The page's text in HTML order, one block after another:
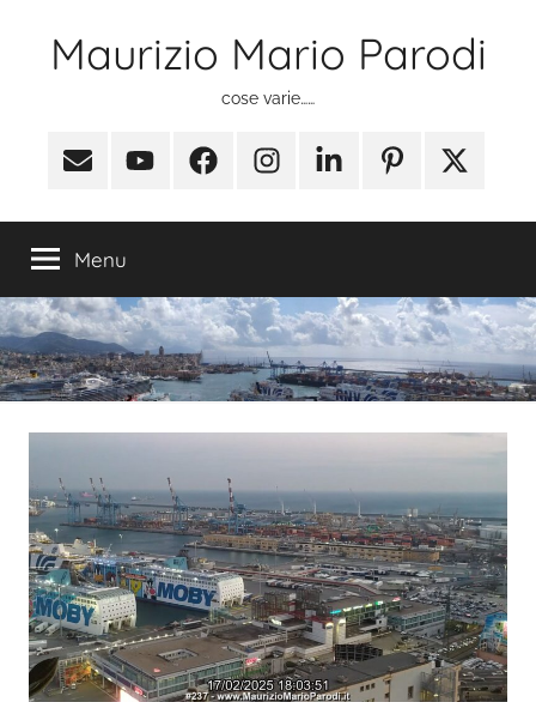
Maurizio Mario Parodi
cose varie……
Email YoutubeFacebookInstagramLinkedinPinterest
X
Twitter)
Menu